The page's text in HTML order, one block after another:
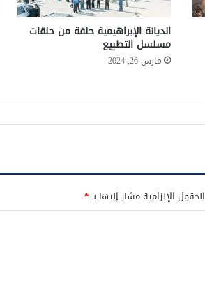
الديانة الإبراهيمية حلقة من حلقات
مسلسل التطبيع
مارس 26, 2024
الحقول الإلزامية مشار إليها بـ*